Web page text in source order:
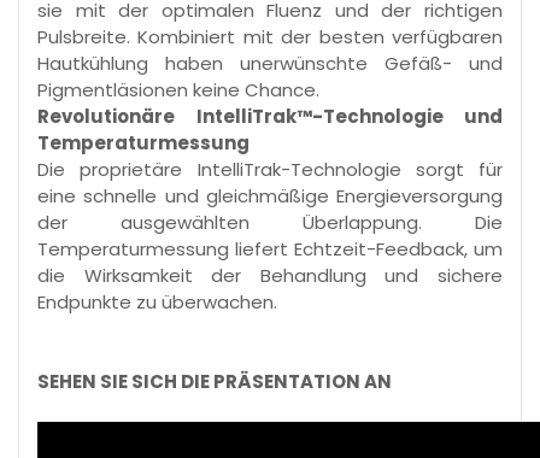
sie mit der optimalen Fluenz und der richtigen
Pulsbreite. Kombiniert mit der besten verfügbaren
Hautkühlung haben unerwünschte Gefäß- und
Pigmentläsionen keine Chance.
Revolutionäre IntelliTrak™-Technologie und
Temperaturmessung
Die proprietäre IntelliTrak-Technologie sorgt für
eine schnelle und gleichmäßige Energieversorgung
der ausgewählten Überlappung. Die
Temperaturmessung liefert Echtzeit-Feedback, um
die Wirksamkeit der Behandlung und sichere
Endpunkte zu überwachen.
SEHEN SIE SICH DIE PRÄSENTATION AN